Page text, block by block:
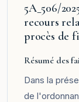
5A_506/
recours
procès de
Résumé des
Dans la
de